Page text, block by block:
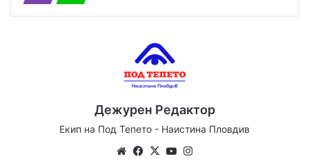
Дежурен Редактор
Екип на Под Тепето - Наистина Пловдив
WebsiteFacebook
X YouTube